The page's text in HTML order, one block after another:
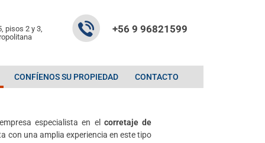
pisos 2 y 3,
+56 9 96821599
CONFÍENOS SU PROPIEDAD CONTACTO
especialista en el corretaje de
con una amplia experiencia en este tipo